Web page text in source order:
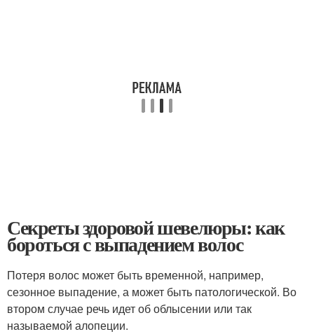
Секреты здоровой шевелюры: как
бороться с выпадением волос
Потеря волос может быть временной, например,
сезонное выпадение, а может быть патологической. Во
втором случае речь идет об облысении или так
называемой алопеции.